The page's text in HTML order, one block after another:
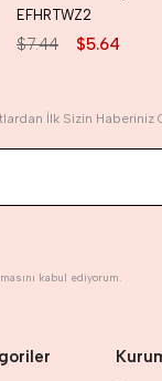
EFHRTWZ2
$5.64
$7.44
İlk Sizin Haberiniz
kabul ediyorum.